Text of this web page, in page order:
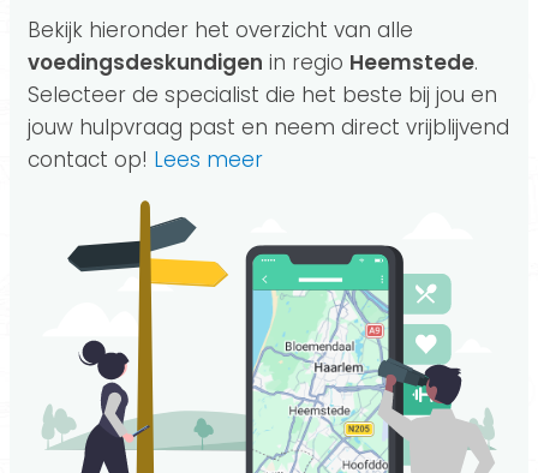
Bekijk hieronder het overzicht van alle
voedingsdeskundigen in regio Heemstede.
Selecteer de specialist die het beste bij jou en
jouw hulpvraag past en neem direct vrijblijvend
contact op! Lees meer